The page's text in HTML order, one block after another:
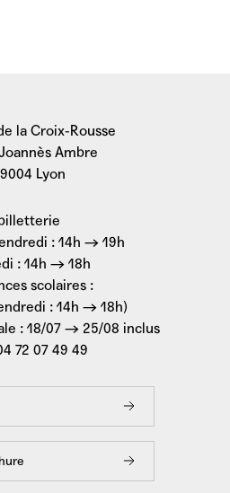
la Croix-Rousse
Ambre
Lyon
: 14h → 19h
: 14h → 18h
scolaires :
: 14h → 18h)
: 18/07 → 25/08 inclus
72 07 49 49